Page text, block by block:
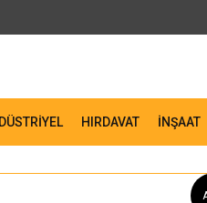
HIRDAVAT İNŞAAT